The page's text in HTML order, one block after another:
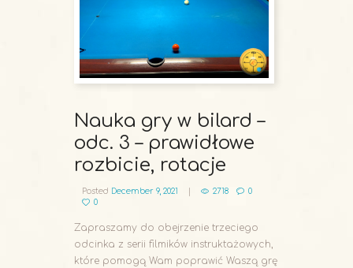
Nauka gry w bilard –
odc. 3 – prawidłowe
rozbicie, rotacje
Posted December 9, 2021 2718
0
0
Zapraszamy do obejrzenie trzeciego
odcinka z serii filmików instruktażowych,
które pomogą Wam poprawić Waszą grę